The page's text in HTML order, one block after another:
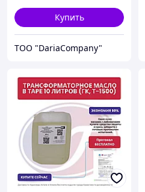
Купить
TOO "DariaCompany"